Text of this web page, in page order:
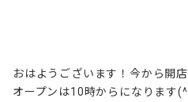
おはようございます！今から開
オープンは10時からになります